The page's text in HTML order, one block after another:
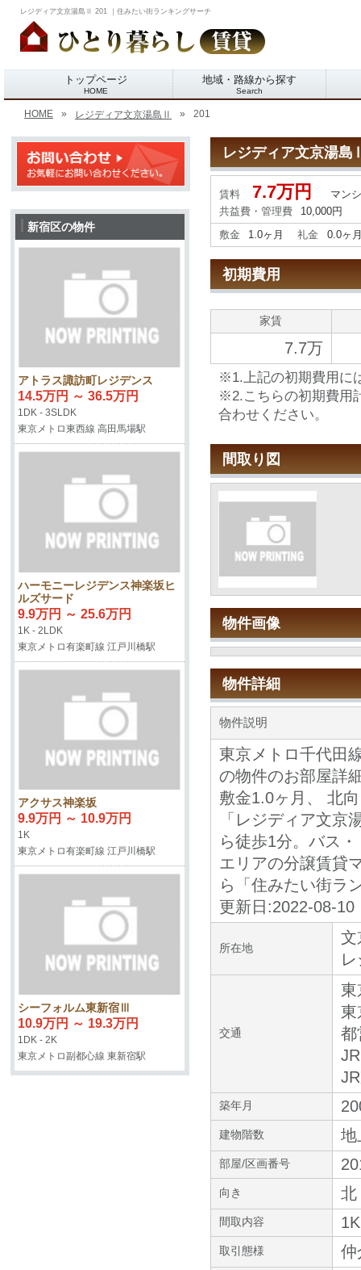
レジディア文京湯島Ⅱ 201 ｜住みたい街ランキングサーチ
トップページ
HOME
地域・路線から探す
Search
HOME » レジディア文京湯島Ⅱ » 201
レジディア文京湯
賃料 7.7万円
マン
共益費・管理費
10,000円
敷金
1.0ヶ月 礼金 0.0ヶ
初期費用
家賃
7.7万
※1.上記の初期費用に
※2.こちらの初期費用
合わせください。
間取り図
物件画像
物件詳細
物件説明
東京メトロ千代田
の物件のお部屋詳
敷金1.0ヶ月、 北
「レジディア文
ら徒歩1分。バス
エリアの分譲賃貸
ら「住みたい街ラ
更新日:2022-08-10
所在地
文
交通
東
東
都
築年月
建物階数 地
部屋/区画番号
向き 北
間取内容 1K
取引態様 仲
新宿区の物件
アトラス諏訪町レジデンス
14.5万円 ～ 36.5万円
1DK - 3SLDK
東京メトロ東西線 高田馬場駅
ハーモニーレジデンス神楽坂ヒ
ルズサード
9.9万円 ～ 25.6万円
1K - 2LDK
東京メトロ有楽町線 江戸川橋駅
アクサス神楽坂
9.9万円 ～ 10.9万円
1K
東京メトロ有楽町線 江戸川橋駅
シーフォルム東新宿Ⅲ
10.9万円 ～ 19.3万円
1DK - 2K
東京メトロ副都心線 東新宿駅